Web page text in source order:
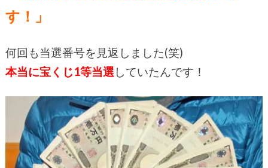
す！」
何回も当選番号を見返しました(笑)
本当に宝くじ1等当選 していたんです！